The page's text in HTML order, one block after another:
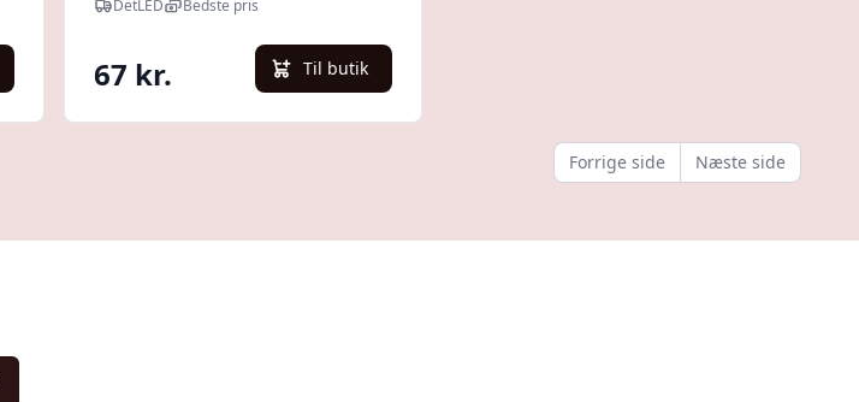
bevægelig flamme,
dekorationslys - Kulør :
Varm
DetLED Bedste pris
67 kr. Til butik
Forrige side Næste side